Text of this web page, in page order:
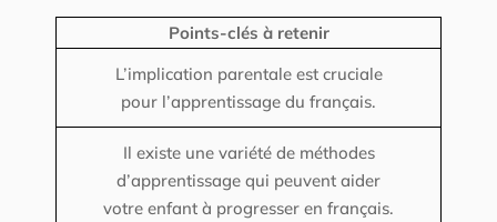
Points-clés à retenir
L’implication parentale est cruciale
pour l’apprentissage du français.
Il existe une variété de méthodes
d’apprentissage qui peuvent aider
votre enfant à progresser en français.